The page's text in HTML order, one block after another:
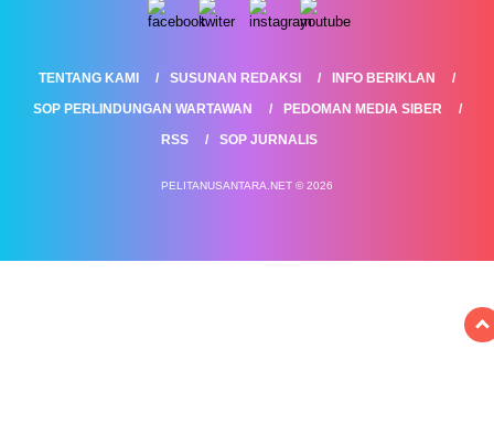
TENTANG KAMI SUSUNAN REDAKSI
INFO BERIKLAN
SOP PERLINDUNGAN WARTAWAN
PEDOMAN MEDIA SIBER
RSS
SOP JURNALIS
PELITANUSANTARA.NET © 2026